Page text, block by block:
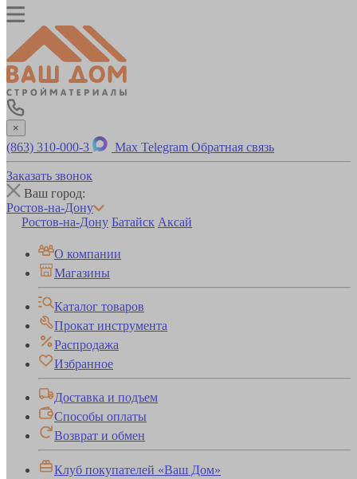
×
(863) 310-000-3 Max Telegram Обратная связь
Заказать звонок
Ваш город:
Ростов-на-Дону
Ростов-на-Дону Батайск Аксай
О компании
Магазины
Каталог товаров
Прокат инструмента
Распродажа
Избранное
Доставка и подъем
Способы оплаты
Возврат и обмен
Клуб покупателей «Ваш Дом»